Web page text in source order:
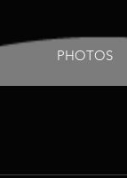
PHOTOS